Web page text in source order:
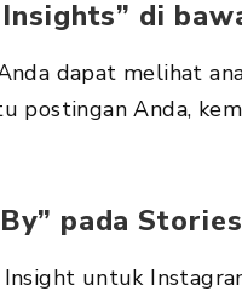
” di
dapat melihat
postingan Anda,
” pada
untuk